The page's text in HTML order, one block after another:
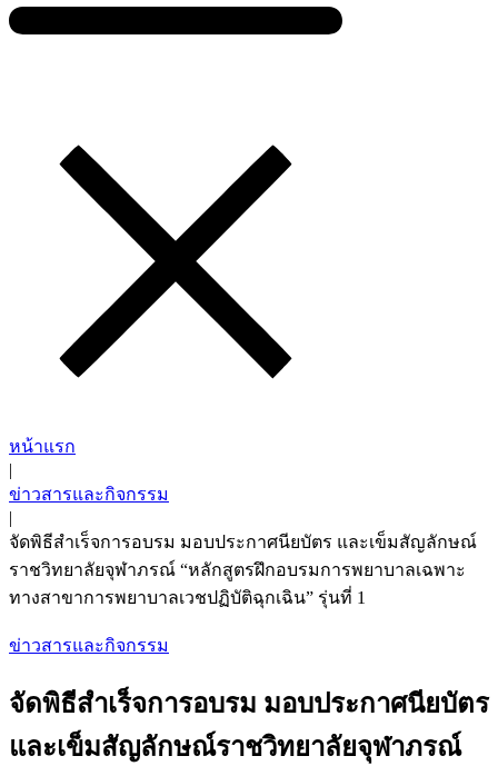
หน้าแรก
|
ข่าวสารและกิจกรรม
|
จัดพิธีสำเร็จการอบรม มอบประกาศนียบัตร และเข็มสัญลักษณ์
ราชวิทยาลัยจุฬาภรณ์ “หลักสูตรฝึกอบรมการพยาบาลเฉพาะ
ทางสาขาการพยาบาลเวชปฏิบัติฉุกเฉิน” รุ่นที่ 1
ข่าวสารและกิจกรรม
จัดพิธีสำเร็จการอบรม มอบประกาศนียบัตร
และเข็มสัญลักษณ์ราชวิทยาลัยจุฬาภรณ์